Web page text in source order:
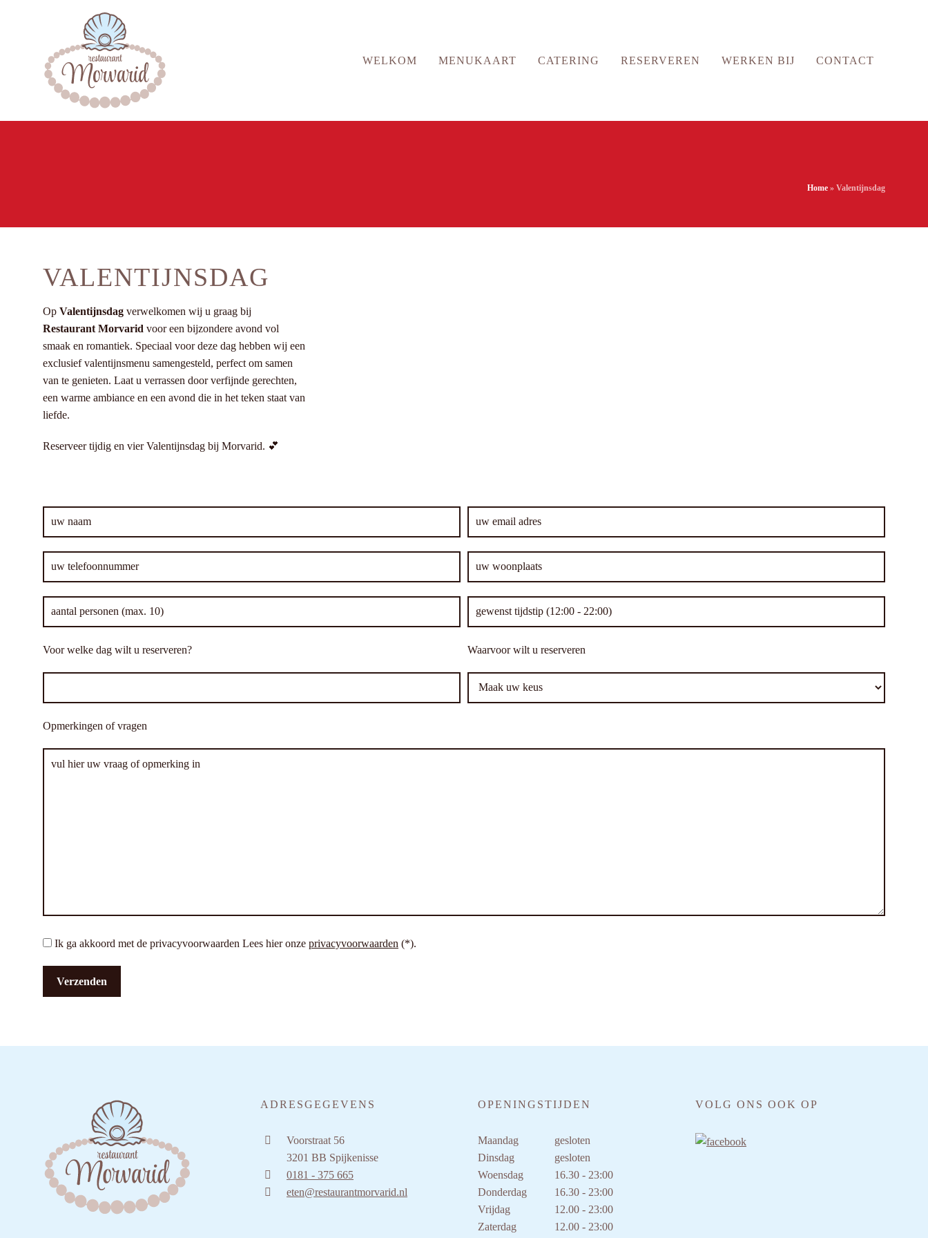
WELKOM MENUKAART CATERING RESERVEREN WERKEN BIJ CONTACT
Home » Valentijnsdag
VALENTIJNSDAG
Op Valentijnsdag verwelkomen wij u graag bij
Restaurant Morvarid voor een bijzondere avond vol
smaak en romantiek. Speciaal voor deze dag hebben wij een
exclusief valentijnsmenu samengesteld, perfect om samen
van te genieten. Laat u verrassen door verfijnde gerechten,
een warme ambiance en een avond die in het teken staat van
liefde.
Reserveer tijdig en vier Valentijnsdag bij Morvarid. 💕
Voor welke dag wilt u reserveren? Waarvoor wilt u reserveren
Opmerkingen of vragen
Ik ga akkoord met de privacyvoorwaarden Lees hier onze privacyvoorwaarden (*).
ADRESGEGEVENS
Voorstraat 56
3201 BB Spijkenisse
0181 - 375 665
eten@restaurantmorvarid.nl
OPENINGSTIJDEN
Maandag
gesloten
Dinsdag
gesloten
Woensdag
16.30 - 23:00
Donderdag
16.30 - 23:00
Vrijdag
12.00 - 23:00
Zaterdag
12.00 - 23:00
VOLG ONS OOK OP